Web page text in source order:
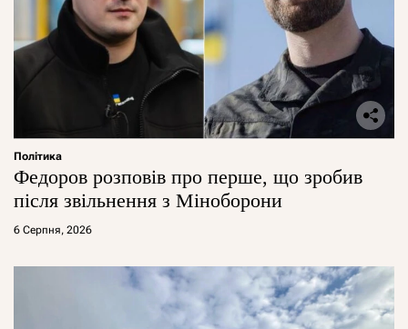
Політика
Федоров розповів про перше, що зробив
після звільнення з Міноборони
6 Серпня, 2026